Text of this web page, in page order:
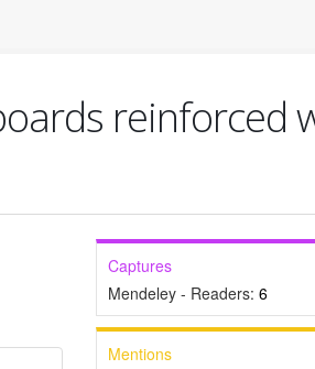
reinforced
Captures
Mendeley - Readers: 6
Mentions